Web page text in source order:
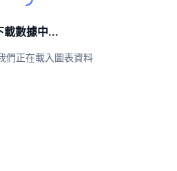
載數據中...
們正在載入圖表資料